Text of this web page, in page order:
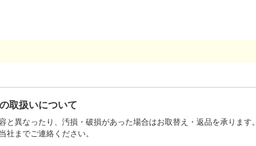
取扱いについて
と異なったり、汚損・破損があった場合はお取替え・返品を承ります。
社までご連絡ください。